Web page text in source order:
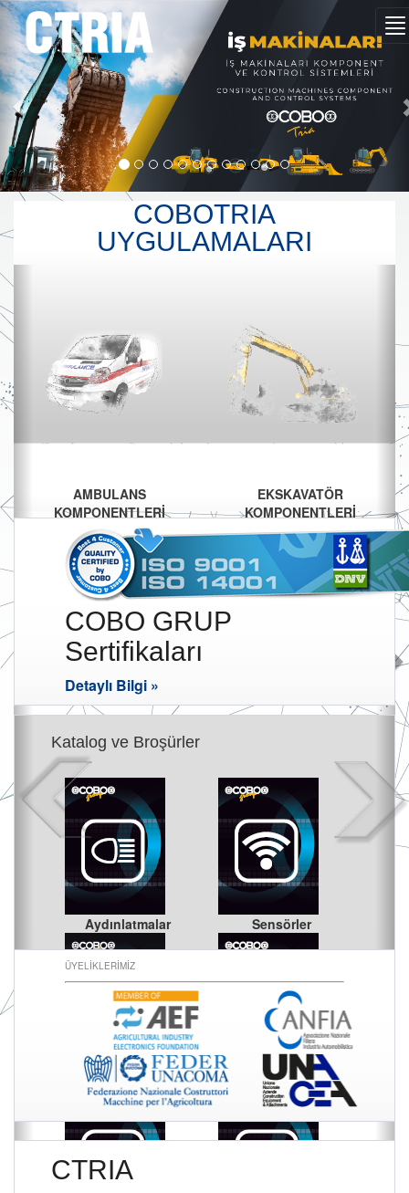
Previous
COBOTRIA
UYGULAMALARI
AMBULANS
KOMPONENTLERİ
EKSKAVATÖR
KOMPONENTLERİ
İTFAİYE ARAÇLARI
KOMPONENTLERİ
KOMPONENTLERİ
TARIM ARAÇLARI
KOMPONENTLERİ
TAŞIYICI
KOMPONENTLERİ
COBO GRUP
Sertifikaları
Detaylı Bilgi »
Katalog ve Broşürler
Aydınlatmalar Sensörler
Uygulamalar Kablaj
ÜYELİKLERİMİZ
CTRIA